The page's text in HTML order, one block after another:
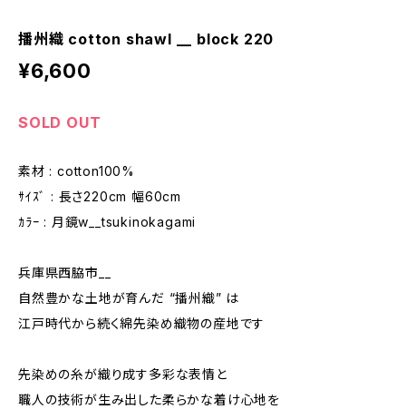
播州織 cotton shawl __ block 220
¥6,600
SOLD OUT
素材 : cotton100%
ｻｲｽﾞ : 長さ220cm 幅60cm
ｶﾗｰ : 月鏡w__tsukinokagami
兵庫県西脇市__
自然豊かな土地が育んだ “播州織” は
江戸時代から続く綿先染め織物の産地です
先染めの糸が織り成す多彩な表情と
職人の技術が生み出した柔らかな着け心地を